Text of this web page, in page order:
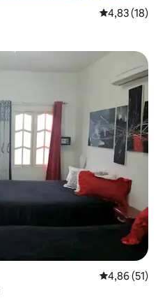
Gemiddelde
4,83 (18)
Gemiddelde
4,86 (51)